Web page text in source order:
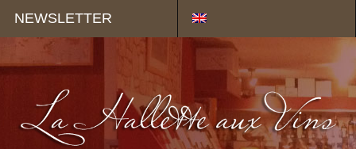
NEWSLETTER
Panneau de gestion des cookies